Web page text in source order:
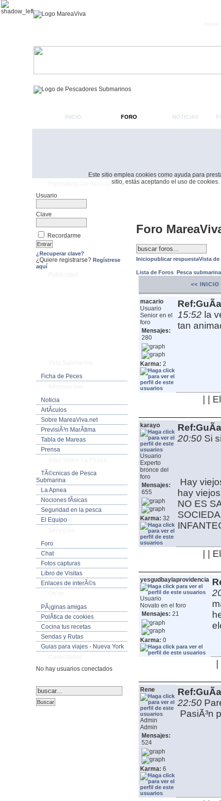
Este sitio emplea cookies como ayuda para
sitio, estás aceptando el uso de cookies.
INICIO FORO NOTICIAS
Usuario
Clave
Recordarme
¿Recuperar clave?
¿Quiere registrarse? Regístrese
aquí
Ficha de Peces
Noticia
ArtÃ­culos
Sobre MareaViva.net
PrevisiÃ³n MarÃ­tima
Tabla de Mareas
Prensa
TÃ©cnicas de Pesca
Submarina
La Apnea
Nociones fÃ­sicas
Seguridad en la pesca
El Equipo
Foro
Chat
Fotos capturas
Libro de Visitas
Enlaces de interÃ©s
PÃ¡ginas amigas
PolÃ­tica de cookies
Cocina tus recetas
Sendas y Rutas
Guias para viajes - Nueva York
No hay usuarios conectados
Foro
Iniciopublicar respuestaVista de
Lista de Foros Pesca
<< INICIO
macario
Usuario
Senior en el
foro
Mensajes:
280
Karma: 2
15:52 la
tan
| |
karayo
Usuario
Experto
bronce del
foro
Mensajes:
655
Karma: 32
20:50 Si
Hay
hay
NO ES
| |
yesgudbaylaprovidencia
Usuario
Novato en el foro
Mensajes: 21
Karma: 0
Rene
Admin
Admin
Mensajes:
524
Karma: 6
22:50
PasiÃ³n